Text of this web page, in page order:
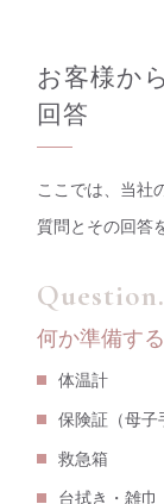
お客様か
回答
ここでは、当社
質問とその回答
何か準備す
体温計
保険証（母子
救急箱
台拭き・雑巾